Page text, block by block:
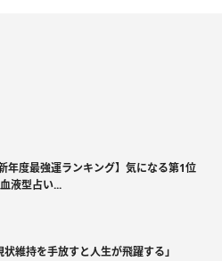
年度最強運ランキング】気になる第1位
液型占い...
維持を手放すと人生が飛躍する」